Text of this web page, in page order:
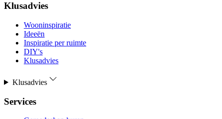
Klusadvies
Wooninspiratie
Ideeën
Inspiratie per ruimte
DIY's
Klusadvies
Klusadvies
Services